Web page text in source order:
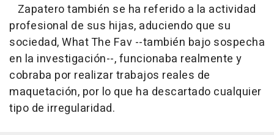
Zapatero también se ha referido a la actividad
profesional de sus hijas, aduciendo que su
sociedad, What The Fav --también bajo sospecha
en la investigación--, funcionaba realmente y
cobraba por realizar trabajos reales de
maquetación, por lo que ha descartado cualquier
tipo de irregularidad.